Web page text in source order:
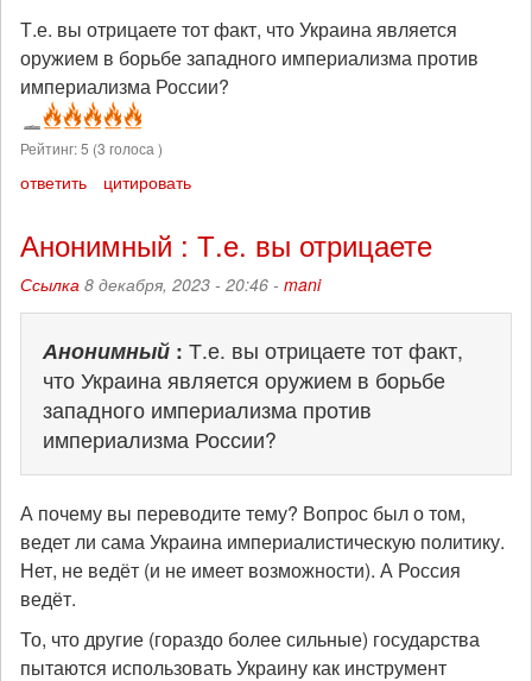
Т.е. вы отрицаете тот факт, что Украина является
оружием в борьбе западного империализма против
империализма России?
Рейтинг:5 (3 голоса )
ответить цитировать
Анонимный : Т.е. вы отрицаете
Ссылка 8 декабря, 2023 - 20:46 - mani
Анонимный: Т.е. вы отрицаете тот факт,
что Украина является оружием в борьбе
западного империализма против
империализма России?
А почему вы переводите тему? Вопрос был о том,
ведет ли сама Украина империалистическую политику.
Нет, не ведёт (и не имеет возможности). А Россия
ведёт.
То, что другие (гораздо более сильные) государства
пытаются использовать Украину как инструмент